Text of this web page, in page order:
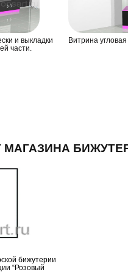
и выкладки
части.
Витрина
МАГАЗИНА
бижутерии
“Розовый